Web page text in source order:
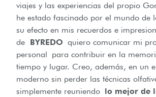
viajes y las experiencias del propio
he estado fascinado por el mundo de
su efecto en mis recuerdos e
de BYREDO quiero comunicar mi
personal para contribuir en la
tiempo y lugar. Creo, además, en un
moderno sin perder las técnicas
simplemente reuniendo lo mejor de